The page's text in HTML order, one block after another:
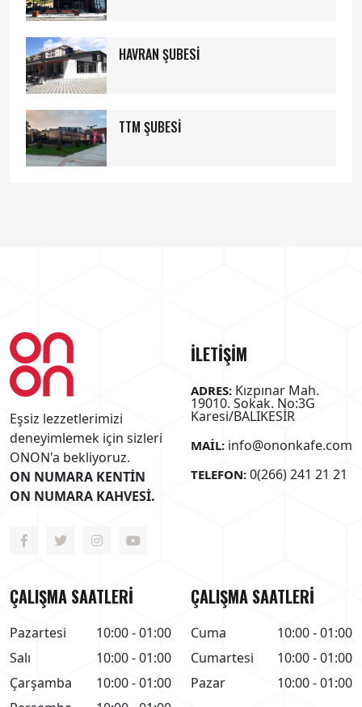
HAVRAN ŞUBESİ
TTM ŞUBESİ
Eşsiz lezzetlerimizi
deneyimlemek için sizleri
ONON'a bekliyoruz.
ON NUMARA KENTİN
ON NUMARA KAHVESİ.
İLETİŞİM
ADRES: Kızpınar Mah.
19010. Sokak. No:3G
Karesi/BALIKESİR
MAIL: info@ononkafe.com
TELEFON: 0(266) 241 21 21
ÇALIŞMA SAATLERİ
Pazartesi
10:00 - 01:00
Salı
10:00 - 01:00
Çarşamba
10:00 - 01:00
ÇALIŞMA SAATLERİ
Cuma
10:00 - 01:00
Cumartesi
10:00 - 01:00
Pazar
10:00 - 01:00